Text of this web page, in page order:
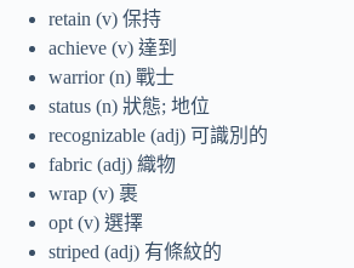
retain (v) 保持
achieve (v) 達到
warrior (n) 戰士
status (n) 狀態; 地位
recognizable (adj) 可識別的
fabric (adj) 織物
wrap (v) 裹
opt (v) 選擇
striped (adj) 有條紋的